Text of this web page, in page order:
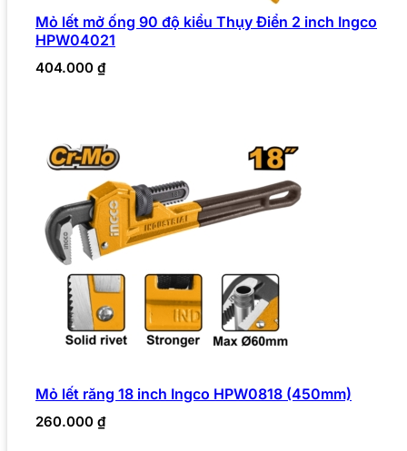
Mỏ lết mở ống 90 độ kiểu Thụy Điển 2 inch Ingco
HPW04021
404.000 ₫
Mỏ lết răng 18 inch Ingco HPW0818 (450mm)
260.000 ₫